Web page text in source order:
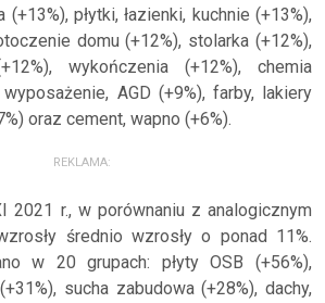
(+13%), płytki, łazienki, kuchnie (+13%),
domu (+12%), stolarka (+12%),
wykończenia (+12%), chemia
AGD (+9%), farby, lakiery
oraz cement, wapno (+6%).
REKLAMA:
2021 r., w porównaniu z analogicznym
średnio wzrosły o ponad 11%.
w 20 grupach: płyty OSB (+56%),
sucha zabudowa (+28%), dachy,